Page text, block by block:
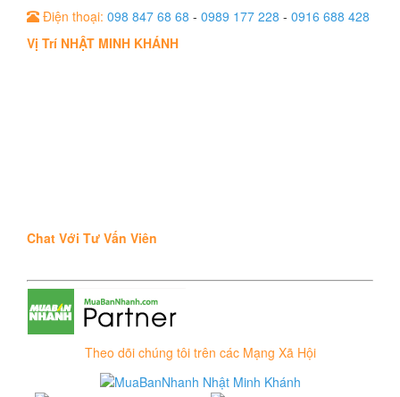
Điện thoại: 098 847 68 68 - 0989 177 228 - 0916 688 428
Vị Trí NHẬT MINH KHÁNH
Chat Với Tư Vấn Viên
Theo dõi chúng tôi trên các Mạng Xã Hội